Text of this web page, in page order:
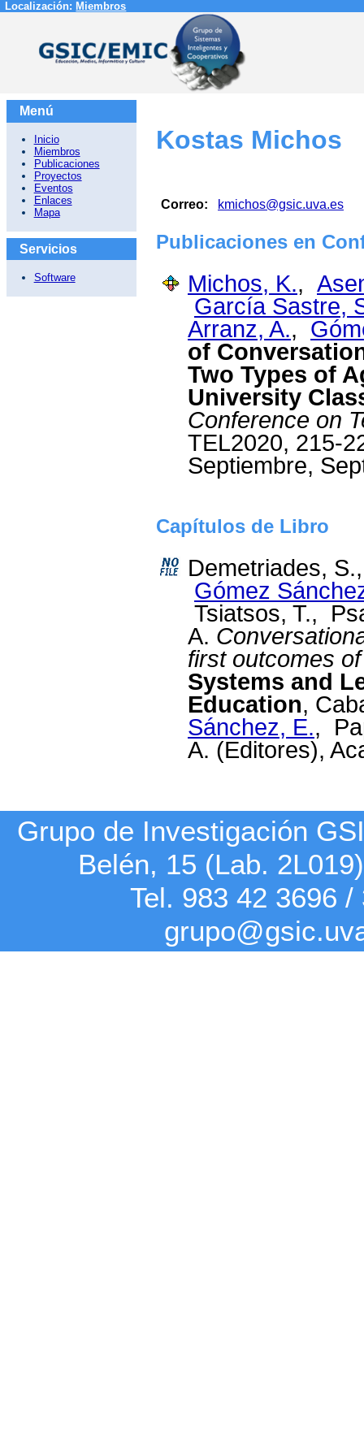
Localización: Miembros
Menú
Inicio
Miembros
Publicaciones
Proyectos
Eventos
Enlaces
Mapa
Servicios
Software
Kostas Michos
Correo: kmichos@gsic.uva.es
Publicaciones en
Michos, K.,
García Sastre,
Arranz, A.,
of
Two Types of
University
Conference on
TEL2020, 215-
Septiembre,
Capítulos de Libro
Demetriades,
Gómez
Tsiatsos, T.,
A.
first outcomes
Systems and
Education,
Sánchez, E.,
A. (Editores),
Grupo de Investigación
Belén, 15 (Lab. 2L019)
Tel. 983 42 3696 /